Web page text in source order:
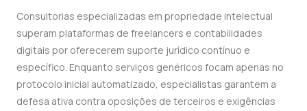
Consultorias especializadas em propriedade intelectual
superam plataformas de freelancers e contabilidades
digitais por oferecerem suporte jurídico contínuo e
específico. Enquanto serviços genéricos focam apenas no
protocolo inicial automatizado, especialistas garantem a
defesa ativa contra oposições de terceiros e exigências